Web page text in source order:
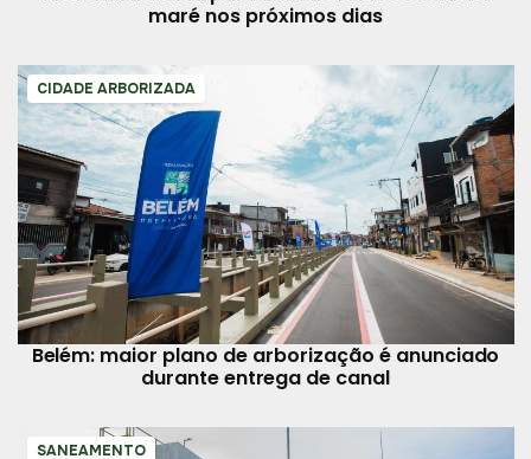
maré nos próximos dias
CIDADE ARBORIZADA
Belém: maior plano de arborização é anunciado
durante entrega de canal
SANEAMENTO